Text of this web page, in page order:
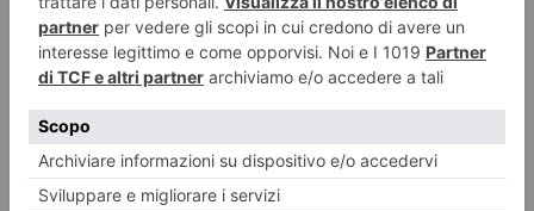
RECENTI: